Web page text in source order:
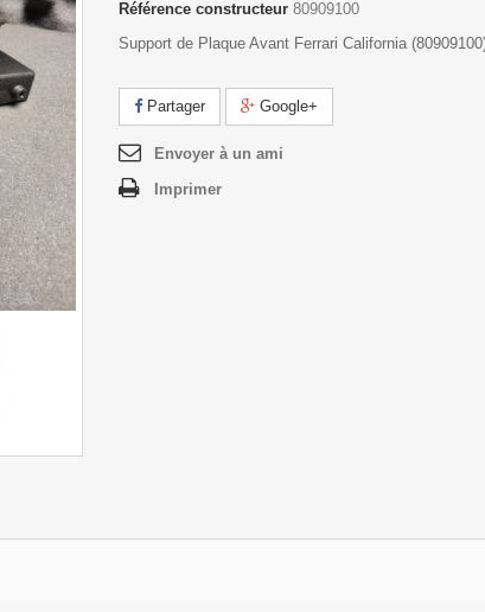
Référence constructeur 80909100
Support de Plaque Avant Ferrari California
Partager Google+
Envoyer à un ami
Imprimer